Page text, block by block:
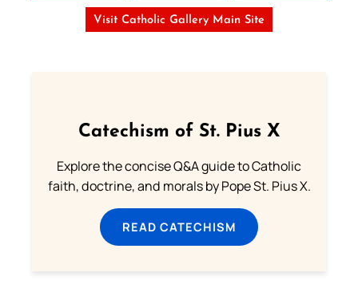
Visit Catholic Gallery Main Site
Catechism of St. Pius X
Explore the concise Q&A guide to Catholic
faith, doctrine, and morals by Pope St. Pius X.
READ CATECHISM